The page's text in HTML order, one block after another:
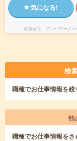
気になる!
派遣会社 マンパワーグ
検
職種でお仕事情報を絞
他
職種でお仕事情報をさ